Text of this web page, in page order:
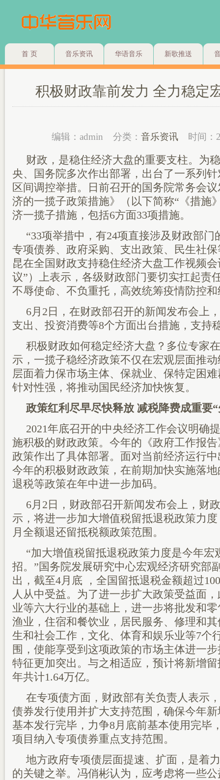
首 页 音乐资讯 华语音乐 新歌推送
积极财政靠前发力 全力稳定
编辑：admin 分类： 音乐资讯 时间：
财政，是稳住经济大盘的重要支柱。为
央、国务院多次作出部署，出台了一系列
区间调控举措。日前召开的国务院常务会
济的一揽子政策措施》（以下简称“《措施
济一揽子措施，包括6方面33项措施。
“33项举措中，有24项直接涉及财政部
专项债券、政府采购、支出政策、民生社
昆在全国财政支持稳住经济大盘工作视频
议”）上表示，各级财政部门要切实扛起责
不辱使命、不负重托，高效统筹疫情防控
6月2日，在财政部召开的新闻发布会上
支出、投资消费等8个方面出台措施，支持
积极财政如何稳定经济大盘？多位专家
示，一揽子稳经济政策不仅在宏观层面推
层面着力保市场主体、保就业、保特定困
针对性强，将推动国民经济加快恢复。
政策红利尽早尽快释放 减税降费成重要
2021年底召开的中央经济工作会议明确
施积极的财政政策。今年的《政府工作报
政策作出了具体部署。面对当前经济运行
今年的积极财政政策，在前期加快实施落
退税等政策在年中进一步加码。
6月2日，财政部召开新闻发布会上，财
示，将进一步加大增值税留抵退税政策力
月全额退还留抵税额政策范围。
“加大增值税留抵退税政策力度是今年宏
招。”国务院发展研究中心宏观经济研究部
出，截至4月底 ，全国留抵退税金额超过
人从中受益。为了进一步扩大政策受益面
业等六大行业的基础上，进一步将批发和
渔业，住宿和餐饮业，居民服务、修理和
生和社会工作，文化、体育和娱乐业等7个
围，使能享受到这项政策的市场主体进一
特征更加突出。与之相适应，预计将新增
年共计1.64万亿。
在专项债方面，财政部有关负责人表示
债券发行使用并扩大支持范围，确保今年
基本发行完毕，力争8月底前基本使用完毕
项目纳入专项债券重点支持范围。
地方政府专项债层面提速、扩面，是着
的关键之举。冯俏彬认为，应考虑将一些